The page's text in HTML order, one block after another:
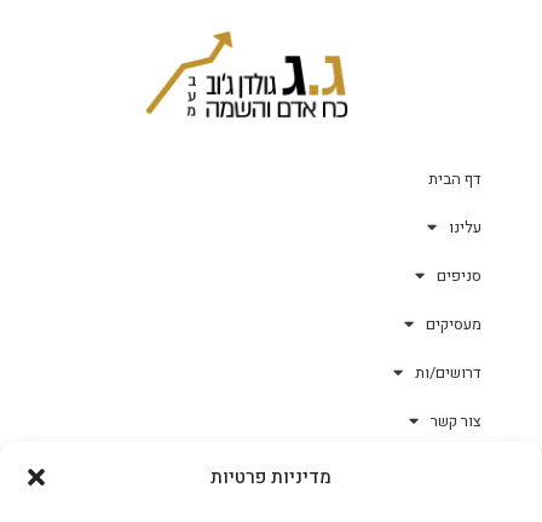
מדיניות פרטיות
דף הבית
עלינו
סניפים
מעסיקים
דרושים/ות
צור קשר